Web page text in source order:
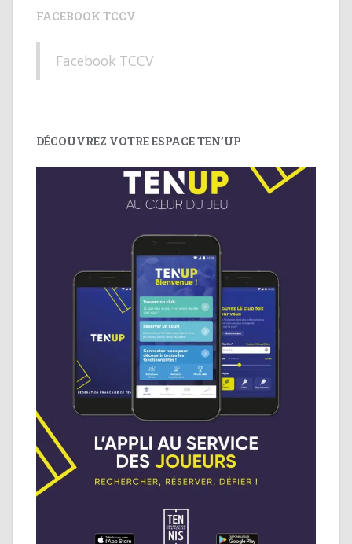
FACEBOOK TCCV
Facebook TCCV
DÉCOUVREZ VOTRE ESPACE TEN’UP